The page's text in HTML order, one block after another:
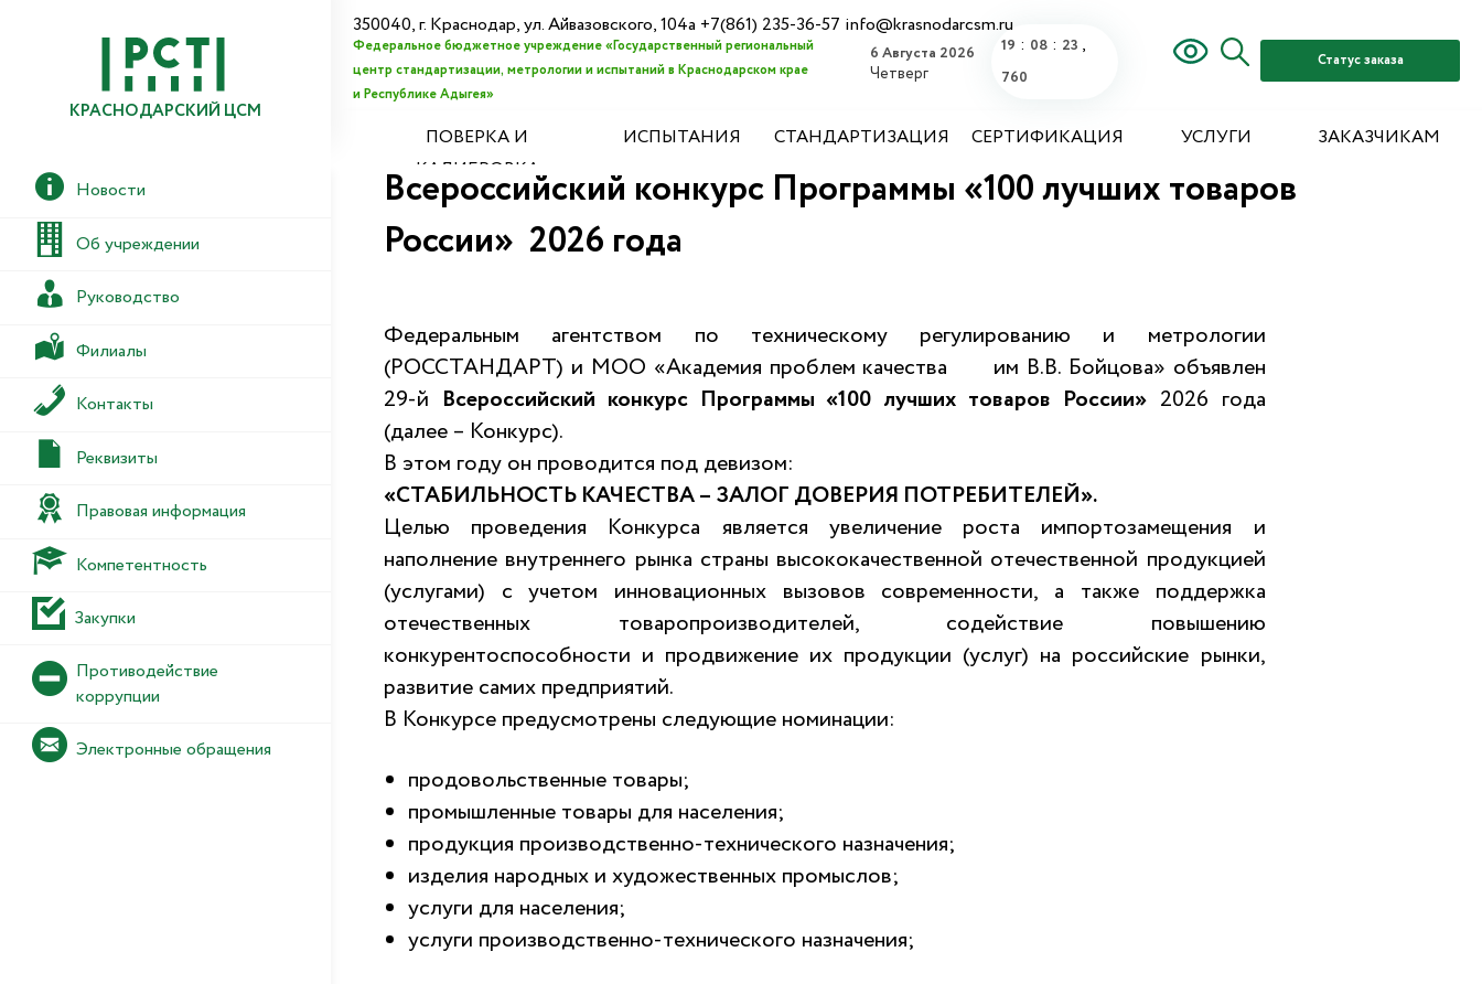
КРАСНОДАРСКИЙ ЦСМ
Федеральное бюджетное учреждение «Государственный региональный
центр стандартизации, метрологии и испытаний в Краснодарском крае
и Республике Адыгея»
350040, г. Краснодар, ул. Айвазовского, 104а +7(861) 235-36-57 info@krasnodarcsm.ru
6 Августа 2026
Четверг
19 : 08: 24 ,
250
Статус заказа
ПОВЕРКА И
КАЛИБРОВКА
ИСПЫТАНИЯ СТАНДАРТИЗАЦИЯ СЕРТИФИКАЦИЯ УСЛУГИ ЗАКАЗЧИКАМ
Новости
Об учреждении
Руководство
Филиалы
Контакты
Реквизиты
Правовая информация
Компетентность
Закупки
Противодействие
коррупции
Электронные обращения
Всероссийский конкурс Программы «100 лучших товаров
России» 2026 года
Федеральным агентством по техническому регулированию и метрологии
(РОССТАНДАРТ) и МОО «Академия проблем качества им В.В. Бойцова» объявлен
29-й Всероссийский конкурс Программы «100 лучших товаров России»2026 года
(далее – Конкурс).
В этом году он проводится под девизом:
«СТАБИЛЬНОСТЬ КАЧЕСТВА – ЗАЛОГ ДОВЕРИЯ ПОТРЕБИТЕЛЕЙ».
Целью проведения Конкурса является увеличение роста импортозамещения и
наполнение внутреннего рынка страны высококачественной отечественной продукцией
(услугами) с учетом инновационных вызовов современности, а также поддержка
отечественных товаропроизводителей, содействие повышению
конкурентоспособности и продвижение их продукции (услуг) на российские рынки,
развитие самих предприятий.
В Конкурсе предусмотрены следующие номинации:
продовольственные товары;
промышленные товары для населения;
продукция производственно-технического назначения;
изделия народных и художественных промыслов;
услуги для населения;
услуги производственно-технического назначения;